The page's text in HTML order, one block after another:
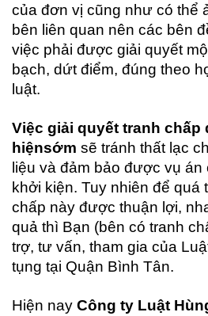
của đơn vị cũng như có thể
bên liên quan nên các bên
việc phải được giải quyết
bạch, dứt điểm, đúng theo
luật.
Việc giải quyết tranh
hiệnsớm sẽ tránh thất lạc
liệu và đảm bảo được vụ
khởi kiện. Tuy nhiên để quá
chấp này được thuận lợi,
quả thì Bạn (bên có tranh
trợ, tư vấn, tham gia của
tụng tại Quận Bình Tân.
Hiện nay Công ty Luật